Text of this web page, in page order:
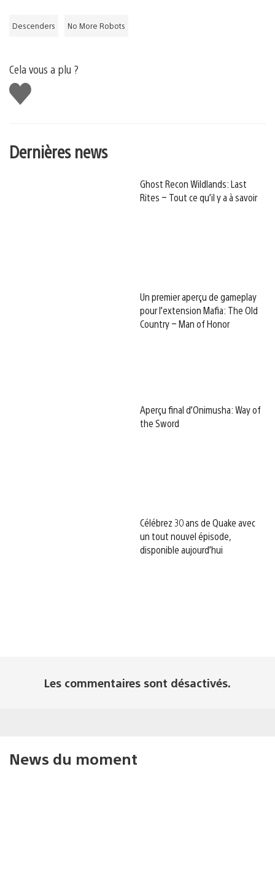
Descenders No More Robots
Cela vous a plu ?
J'aime
Dernières news
Ghost Recon Wildlands: Last
Rites – Tout ce qu’il y a à savoir
Un premier aperçu de gameplay
pour l’extension Mafia: The Old
Country – Man of Honor
Aperçu final d’Onimusha: Way of
the Sword
Célébrez 30 ans de Quake avec
un tout nouvel épisode,
disponible aujourd’hui
Les commentaires sont désactivés.
News du moment